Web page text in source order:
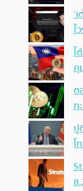
‘
ไ
ไ
คุ
ต
ท
ปู
โ